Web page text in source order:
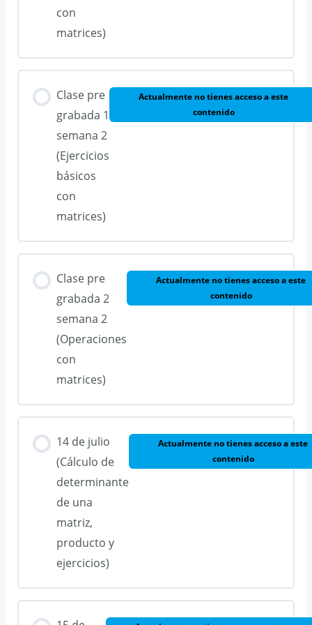
con
matrices)
Clase pre
grabada 1
semana 2
(Ejercicios
básicos
con
matrices)
Actualmente no tienes acceso a este
contenido
Clase pre
grabada 2
semana 2
(Operaciones
con
matrices)
Actualmente no tienes acceso a este
contenido
14 de julio
(Cálculo de
determinante
de una
matriz,
producto y
ejercicios)
Actualmente no tienes acceso a este
contenido